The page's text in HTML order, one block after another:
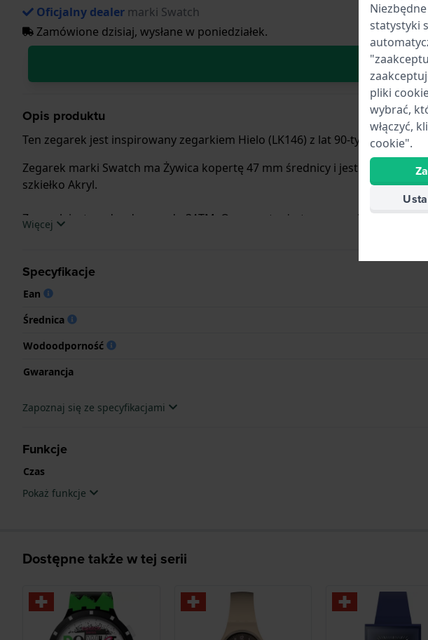
Oficjalny dealer marki Swatch
Zamówione dzisiaj, wysłane w poniedziałek.
Opis produktu
Ten zegarek jest inspirowany zegarkiem Hielo (LK146) z lat 90-tych.
Zegarek marki Swatch ma Żywica kopertę 47 mm średnicy i jest
szkiełko Akryl.
Zegarek jest wodoodporny do 3ATM. Oznacza to, że ten zegarek jest
Więcej
Specyfikacje
Ean
Średnica
Wodoodporność
Gwarancja
Zapoznaj się ze specyfikacjami
Funkcje
Czas
Pokaż funkcje
Dostępne także w tej serii
statystyki
pliki
wybrać,
włączyć,
cookie".